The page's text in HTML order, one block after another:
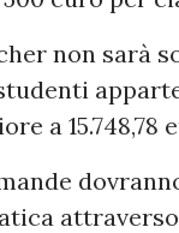
non sarà
a 15.748,78